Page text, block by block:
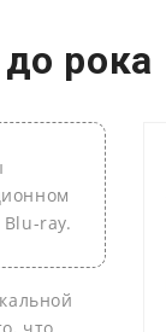
рока
ray.